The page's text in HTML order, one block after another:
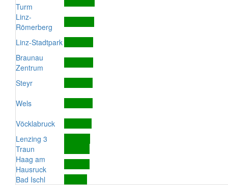
Turm
Linz-
Römerberg
Linz-Stadtpark
Braunau
Zentrum
Steyr
Wels
Vöcklabruck
Lenzing 3
Traun
Haag am
Hausruck
Bad Ischl